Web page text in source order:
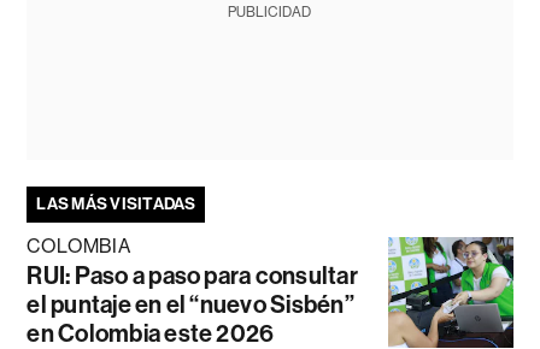
PUBLICIDAD
LAS MÁS VISITADAS
COLOMBIA
RUI: Paso a paso para consultar
el puntaje en el “nuevo Sisbén”
en Colombia este 2026